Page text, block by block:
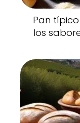
Pan
los